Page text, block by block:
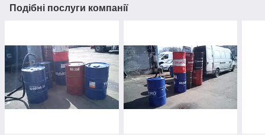
Подібні послуги компанії